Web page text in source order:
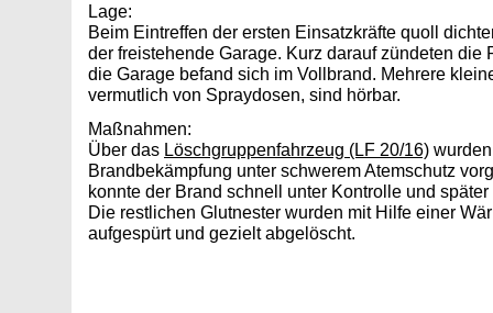
Lage:
Beim Eintreffen der ersten Einsatzkräfte quoll
der freistehende Garage. Kurz darauf zündeten die
die Garage befand sich im Vollbrand. Mehrere
vermutlich von Spraydosen, sind hörbar.
Maßnahmen:
Über das Löschgruppenfahrzeug (LF 20/16)
Brandbekämpfung unter schwerem Atemschutz
konnte der Brand schnell unter Kontrolle und
Die restlichen Glutnester wurden mit Hilfe einer
aufgespürt und gezielt abgelöscht.